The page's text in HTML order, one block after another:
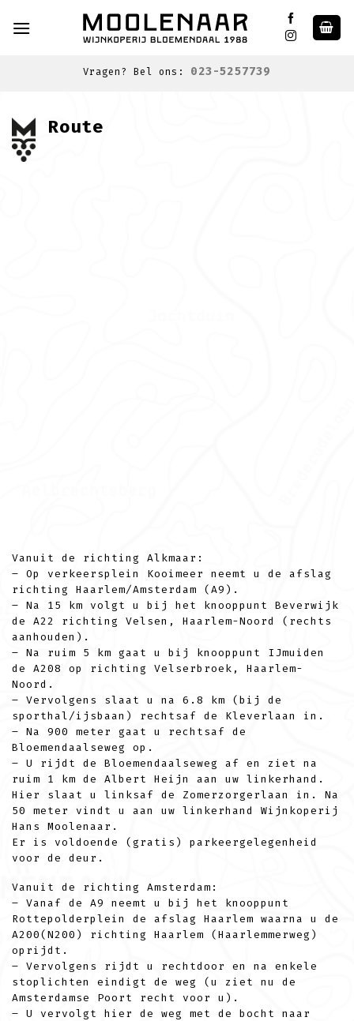
to
Vragen? Bel ons: 023-5257739
Route
Vanuit de richting Alkmaar:
– Op verkeersplein Kooimeer neemt u de afslag
richting Haarlem/Amsterdam (A9).
– Na 15 km volgt u bij het knooppunt Beverwijk
de A22 richting Velsen, Haarlem-Noord (rechts
aanhouden).
– Na ruim 5 km gaat u bij knooppunt IJmuiden
de A208 op richting Velserbroek, Haarlem-
Noord.
– Vervolgens slaat u na 6.8 km (bij de
sporthal/ijsbaan) rechtsaf de Kleverlaan in.
– Na 900 meter gaat u rechtsaf de
Bloemendaalseweg op.
– U rijdt de Bloemendaalseweg af en ziet na
ruim 1 km de Albert Heijn aan uw linkerhand.
Hier slaat u linksaf de Zomerzorgerlaan in. Na
50 meter vindt u aan uw linkerhand Wijnkoperij
Hans Moolenaar.
Er is voldoende (gratis) parkeergelegenheid
voor de deur.
Vanuit de richting Amsterdam:
– Vanaf de A9 neemt u bij het knooppunt
Rottepolderplein de afslag Haarlem waarna u de
A200(N200) richting Haarlem (Haarlemmerweg)
oprijdt.
– Vervolgens rijdt u rechtdoor en na enkele
stoplichten eindigt de weg (u ziet nu de
Amsterdamse Poort recht voor u).
– U vervolgt hier de weg met de bocht naar